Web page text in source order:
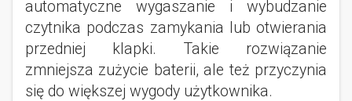
automatyczne wygaszanie i wybudzanie
czytnika podczas zamykania lub otwierania
przedniej klapki. Takie rozwiązanie
zmniejsza zużycie baterii, ale też przyczynia
się do większej wygody użytkownika.